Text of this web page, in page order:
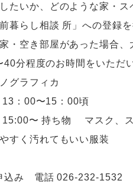
したいか、どのような家・
暮らし相談 所」への登録
・空き部屋があった場合
分程度のお時間をいただ
グラフィカ
：00〜15：00頃
〜 持ち物 マスク、ス
汚れてもいい服装
み 電話 026-232-1532